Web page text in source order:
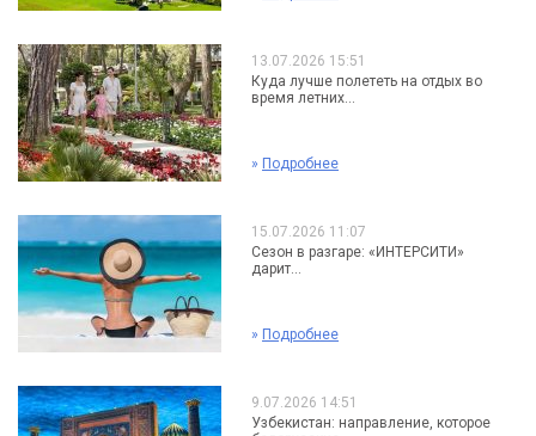
13.07.2026 15:51
Куда лучше полететь на отдых во
время летних...
» Подробнее
15.07.2026 11:07
Сезон в разгаре: «ИНТЕРСИТИ»
дарит...
» Подробнее
9.07.2026 14:51
Узбекистан: направление, которое